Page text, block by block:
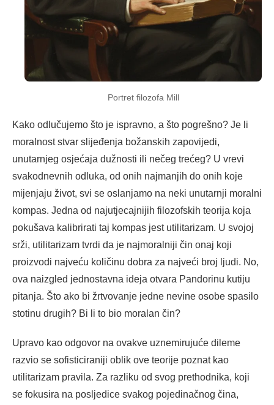
Portret filozofa Mill
Kako odlučujemo što je ispravno, a što pogrešno? Je li
moralnost stvar slijeđenja božanskih zapovijedi,
unutarnjeg osjećaja dužnosti ili nečeg trećeg? U vrevi
svakodnevnih odluka, od onih najmanjih do onih koje
mijenjaju život, svi se oslanjamo na neki unutarnji moralni
kompas. Jedna od najutjecajnijih filozofskih teorija koja
pokušava kalibrirati taj kompas jest utilitarizam. U svojoj
srži, utilitarizam tvrdi da je najmoralniji čin onaj koji
proizvodi najveću količinu dobra za najveći broj ljudi. No,
ova naizgled jednostavna ideja otvara Pandorinu kutiju
pitanja. Što ako bi žrtvovanje jedne nevine osobe spasilo
stotinu drugih? Bi li to bio moralan čin?
Upravo kao odgovor na ovakve uznemirujuće dileme
razvio se sofisticiraniji oblik ove teorije poznat kao
utilitarizam pravila. Za razliku od svog prethodnika, koji
se fokusira na posljedice svakog pojedinačnog čina,